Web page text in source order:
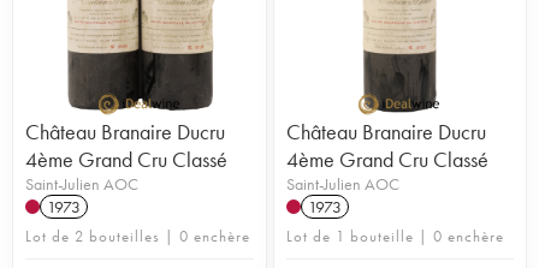
Château Branaire Ducru
4ème Grand Cru Classé
Saint-Julien AOC
1973
Lot de 2 bouteilles | 0 enchère
Château Branaire Ducru
4ème Grand Cru Classé
Saint-Julien AOC
1973
Lot de 1 bouteille | 0 enchère